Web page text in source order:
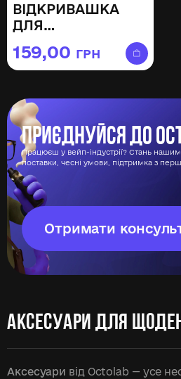
ВІДКРИВАШКА
ДЛЯ
АРОМАТИЗАТОРІВ
OCTOLAB
159,00 ГРН
Приєднуйся до
Працюєш у вейп-індустрії? Стань
поставки, чесні умови, підтримка з
Отримати
АКСЕСУАРИ ДЛЯ
Аксесуари від Octolab — усе